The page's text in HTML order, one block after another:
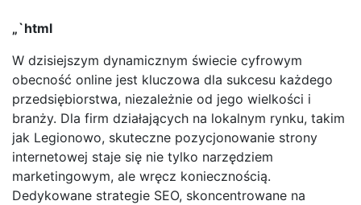
„`html
W dzisiejszym dynamicznym świecie cyfrowym
obecność online jest kluczowa dla sukcesu każdego
przedsiębiorstwa, niezależnie od jego wielkości i
branży. Dla firm działających na lokalnym rynku, takim
jak Legionowo, skuteczne pozycjonowanie strony
internetowej staje się nie tylko narzędziem
marketingowym, ale wręcz koniecznością.
Dedykowane strategie SEO, skoncentrowane na